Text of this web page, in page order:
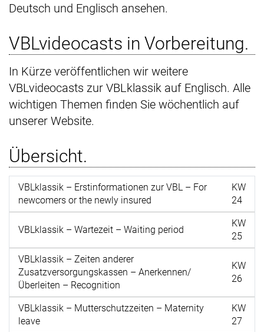
Deutsch und Englisch ansehen.
VBLvideocasts in Vorbereitung.
In Kürze veröffentlichen wir weitere
VBLvideocasts zur VBLklassik auf Englisch. Alle
wichtigen Themen finden Sie wöchentlich auf
unserer Website.
Übersicht.
VBLklassik – Erstinformationen zur VBL – For
newcomers or the newly insured
KW
24
VBLklassik – Wartezeit – Waiting period
KW
25
VBLklassik – Zeiten anderer
Zusatzversorgungskassen – Anerkennen/
Überleiten – Recognition
KW
26
VBLklassik – Mutterschutzzeiten – Maternity
leave
KW
27